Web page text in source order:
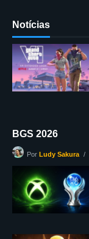
Notícias
BGS 2026
PorLudy Sakura